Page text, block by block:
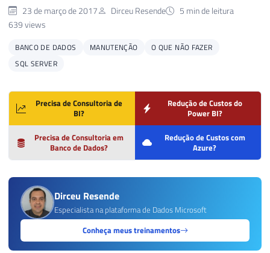
23 de março de 2017 Dirceu Resende
5 min de leitura
639 views
BANCO DE DADOS MANUTENÇÃO
O QUE NÃO FAZER
SQL SERVER
Precisa de Consultoria de
BI?
Redução de Custos do
Power BI?
Precisa de Consultoria em
Banco de Dados?
Redução de Custos com
Azure?
Dirceu Resende
Especialista na plataforma de Dados Microsoft
Conheça meus treinamentos